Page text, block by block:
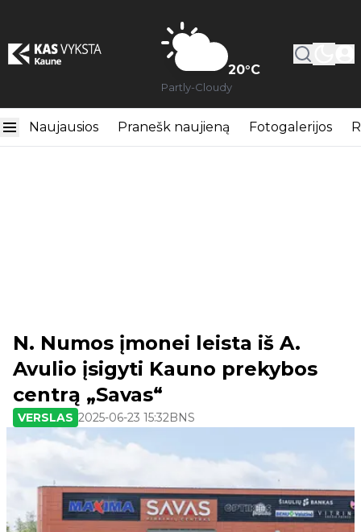
20°C
Partly-Cloudy
Naujausios Pranešk naujieną Fotogalerijos
N. Numos įmonei leista iš A.
Avulio įsigyti Kauno prekybos
centrą „Savas“
VERSLAS 2025-06-23 15:32BNS